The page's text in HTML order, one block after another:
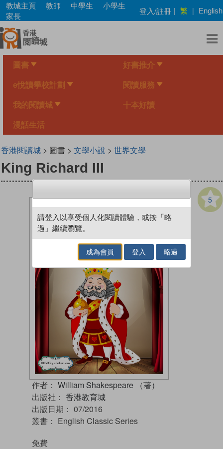
Skip
main
content
教城主頁 教師 中學生
小學生
家長
登入/註冊 | 繁 | English
圖書 好書推介
e悅讀學校計劃 閱讀服務
我的閱讀城 十本好讀
漫話生活
香港閱讀城> 圖書 > 文學小說 > 世界文學
King Richard III
5
作者： William Shakespeare （著）
出版社： 香港教育城
出版日期： 07/2016
叢書： English Classic Series
免費
請登入以享受個人化閱讀體驗，或按「略
過」繼續瀏覽。
成為會員 登入 略過